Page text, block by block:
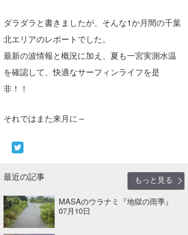
ダラダラと書きましたが、そんな1か月間の千葉
北エリアのレポートでした。
最新の波情報と概況に加え、夏も一宮実測水温
を確認して、快適なサーフィンライフを是
非！！
それではまた来月に～
最近の記事
もっと見る
MASAのウラナミ『地獄の雨季』
07月10日
まっきー
三輪予報士
SancheZ
ゴン
米山予報士